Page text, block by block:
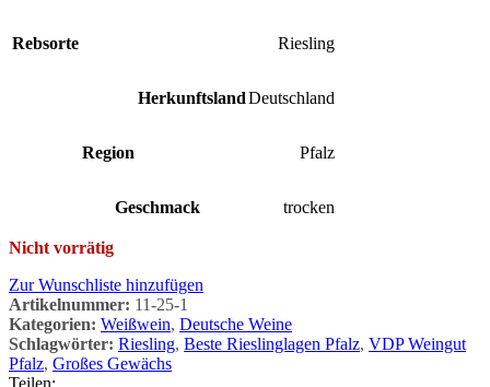
Rebsorte Riesling
HerkunftslandDeutschland
Region Pfalz
Geschmack trocken
Nicht vorrätig
Zur Wunschliste hinzufügen
Artikelnummer: 11-25-1
Kategorien: Weißwein, Deutsche Weine
Schlagwörter: Riesling, Beste Rieslinglagen Pfalz, VDP Weingut
Pfalz, Großes Gewächs